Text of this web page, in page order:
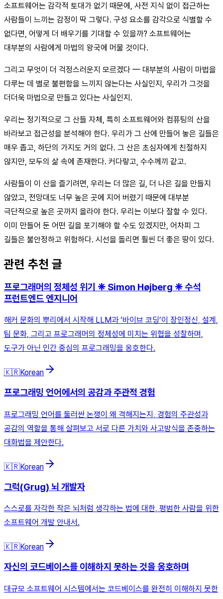
소프트웨어는 감각적 토대가 없기 때문에, 사전 지식 없이 접근하는
사람들이 느끼는 감정이 딱 그렇다. 구성 요소를 감각으로 식별할 수
없다면, 어떻게 더 배우기를 기대할 수 있을까? 소프트웨어는
대부분의 사람에게 마법의 왕국에 머물 것이다.
그리고 무엇이 더 걱정스러운지 모르겠다 — 대부분의 사람이 마법을
다루는 데 별로 불편함을 느끼지 않는다는 사실인지, 우리가 그것을
더더욱 마법으로 만들고 있다는 사실인지.
우리는 정기적으로 그 산들 자체, 특히 소프트웨어와 컴퓨팅의 산을
바라보고 접근성을 분석해야 한다. 우리가 그 산에 만들어 놓은 길들은
매우 좁고, 하단의 가지도 거의 없다. 그 산은 초심자에게 친절하지
않지만, 모두의 삶 속에 존재한다. 커다랗고, 수수께끼 같고.
사람들이 이 산을 즐기려면, 우리는 더 많은 길, 더 나은 길을 만들지
않았고, 전망대도 너무 높은 곳에 지어 버렸기 때문에 대부분
극단적으로 높은 곳까지 올라야 한다. 우리는 이보다 잘할 수 있다.
이미 만들어 둔 어떤 길을 포기해야 할 수도 있겠지만, 어차피 그
길들은 불안정하고 위험하다. 시선을 돌리면 훨씬 더 좋은 땅이 있다.
관련 추천 글
프로그래머의 정체성 위기 ❈ Simon Højberg ❈ 수석
프런트엔드 엔지니어
해커 문화의 뿌리에서 시작해 LLM과 ‘바이브 코딩’이 장인정신, 설계,
팀 문화, 그리고 프로그래머의 정체성에 미치는 위협을 성찰하며,
도구가 아닌 인간 중심의 프로그래밍을 옹호한다.
🇰🇷Korean
프로그래밍 언어에서의 공감과 주관적 경험
프로그래밍 언어를 둘러싼 논쟁이 왜 격해지는지, 경험의 주관성과
공감의 역할을 통해 살펴보고 서로 다른 가치와 사고방식을 존중하는
대화법을 제안한다.
🇰🇷Korean
그럭(Grug) 뇌 개발자
스스로를 자각한 작은 뇌처럼 생각하는 법에 대한, 평범한 사람을 위한
소프트웨어 개발 안내서.
🇰🇷Korean
자신의 코드베이스를 이해하지 못하는 것을 옹호하며
대규모 소프트웨어 시스템에서는 코드베이스를 완전히 이해하지 못한